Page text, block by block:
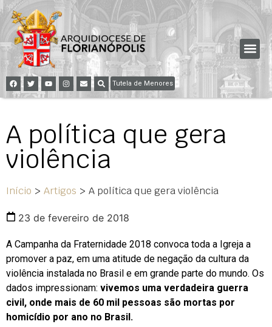
Tutela de Menores
A política que gera
violência
Início > Artigos > A política que gera violência
23 de fevereiro de 2018
A Campanha da Fraternidade 2018 convoca toda a Igreja a
promover a paz, em uma atitude de negação da cultura da
violência instalada no Brasil e em grande parte do mundo. Os
dados impressionam: vivemos uma verdadeira guerra
civil, onde mais de 60 mil pessoas são mortas por
homicídio por ano no Brasil.